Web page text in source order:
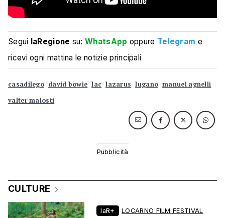
Segui laRegione su:WhatsApp oppure Telegram e
ricevi ogni mattina le notizie principali
casadilego david bowie lac lazarus lugano manuel agnelli
valter malosti
CULTURE
laR+ LOCARNO FILM FESTIVAL